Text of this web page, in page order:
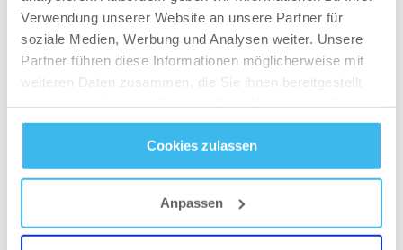
Verwendung unserer Website an unsere Partner für
soziale Medien, Werbung und Analysen weiter. Unsere
Partner führen diese Informationen möglicherweise mit
weiteren Daten zusammen, die Sie ihnen bereitgestellt
gesammelt haben.
Datenschutz- undCookie-Richtlinien
Cookies zulassen
Anpassen
20 %, und zwar bei Menschen, die ihren
Lebensstil nicht geändert bzw. keine Diät
gemacht haben. Die Ergebnisse zeigen
CLA-Kapseln und beibehaltener
Trainingsintensität eine deutliche
Körperfettreduktion und ein Muskelwachstum
erreicht werden konnten.
Auf Basis wissenschaftlicher Forschung